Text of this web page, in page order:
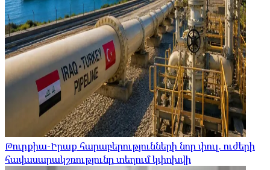
Թուրքիա-Իրաք հարաբերությունների նոր փուլ. ուժերի
հավասարակշռությունը տեղում կփոխվի